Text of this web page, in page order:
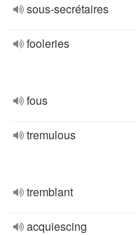
sous-secrétaires
fooleries
fous
tremulous
tremblant
acquiescing